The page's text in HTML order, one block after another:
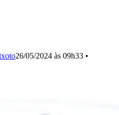
26/05/2024 às 09h33 •